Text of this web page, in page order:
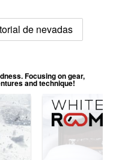
de nevadas